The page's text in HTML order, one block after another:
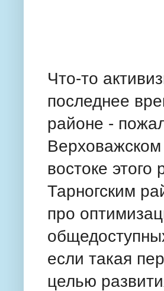
Что-то
последнее
районе -
Верховажском
востоке
Тарногским
про
если такая
целью